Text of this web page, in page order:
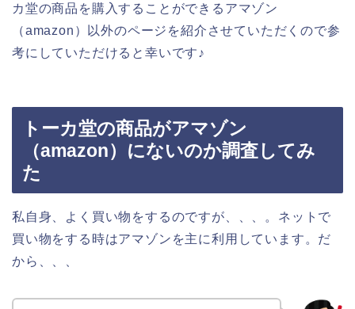
カ堂の商品を購入することができるアマゾン
（amazon）以外のページを紹介させていただくので参
考にしていただけると幸いです♪
トーカ堂の商品がアマゾン
（amazon）にないのか調査してみ
た
私自身、よく買い物をするのですが、、、。ネットで
買い物をする時はアマゾンを主に利用しています。だ
から、、、